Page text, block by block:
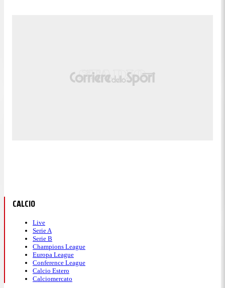
CALCIO
Live
Serie A
Serie B
Champions League
Europa League
Conference League
Calcio Estero
Calciomercato